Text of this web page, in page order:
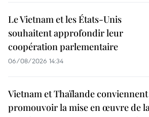
Le Vietnam et les États-Unis
souhaitent approfondir leur
coopération parlementaire
06/08/2026 14:34
Vietnam et Thaïlande
promouvoir la mise en œuvre de